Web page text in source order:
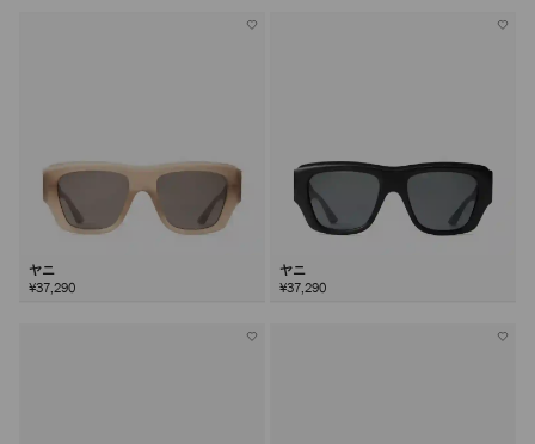
ヤニ
¥37,290
ヤニ
¥37,290